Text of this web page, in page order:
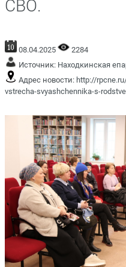
СВО.
08.04.2025
2284
Источник: Находкинская
Адрес новости: http://
vstrecha-svyashchennika-s-